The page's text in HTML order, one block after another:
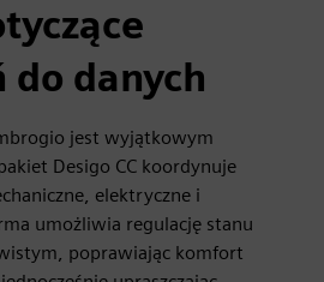
danych
jest wyjątkowym
Desigo CC koordynuje
elektryczne i
umożliwia regulację stanu
poprawiając komfort